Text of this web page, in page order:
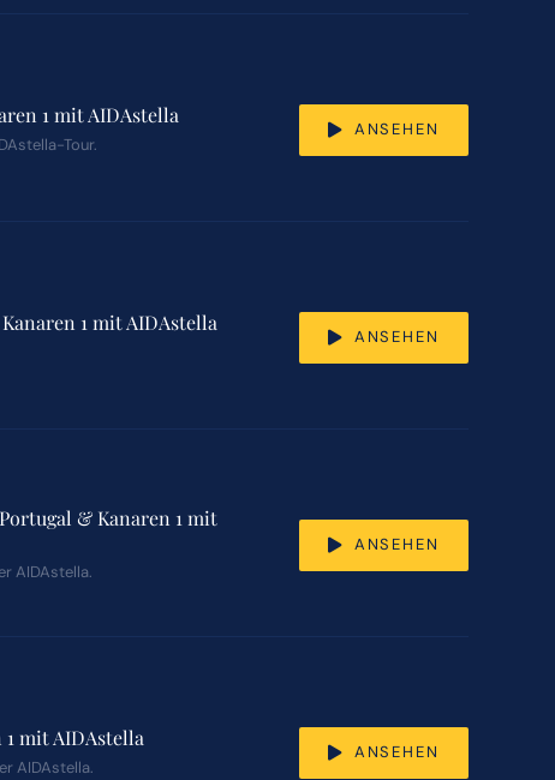
1 mit AIDAstella
Tour.
ANSEHEN
1 mit AIDAstella
ANSEHEN
& Kanaren 1 mit
AIDAstella.
ANSEHEN
mit AIDAstella
AIDAstella.
ANSEHEN